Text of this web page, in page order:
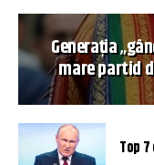
Generația
mare partid
Top